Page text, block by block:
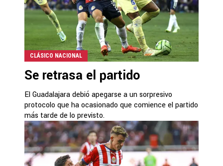
CLÁSICO NACIONAL
Se retrasa el partido
El Guadalajara debió apegarse a un sorpresivo
protocolo que ha ocasionado que comience el partido
más tarde de lo previsto.